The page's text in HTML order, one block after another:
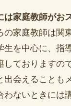
は家庭教師がお
の家庭教師は関
生を中心に、指
しておりますの
出会えることも
わないときには